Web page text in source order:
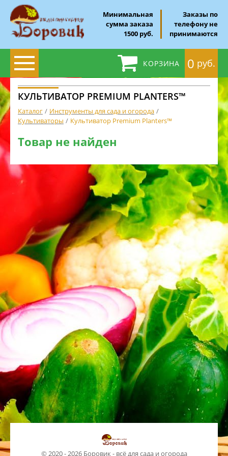
Минимальная
сумма заказа
1500 руб.
Заказы по
телефону не
принимаются
КОРЗИНА 0 руб.
КУЛЬТИВАТОР PREMIUM PLANTERS™
Каталог
Инструменты для сада и огорода
Культиваторы
Культиватор Premium Planters™
Товар не найден
© 2020 - 2026 Боровик - всё для сада и огорода